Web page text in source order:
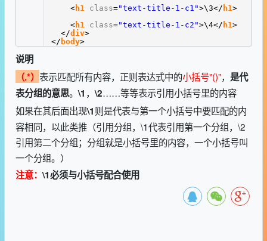
<h1 class="text-title-1-c1">\3</ h1>
<h1 class="text-title-1-c2">\4</ h1>
</div>
</ body>
说明
（.*） 表示匹配所有内容，正则表达式中的小括号"()"， 是代
表分组的意思。\1 ，\2……等等表示引用小括号里的内容
如果在其后面出现\1则是代表与第一个小括号中要匹配的内
容相同，以此类推（引用分组，\1代表引用第一个分组，\2
引用第二个分组；分组就是小括号里的内容，一个小括号叫
一个分组。）
注意：\1必须与小括号配合使用